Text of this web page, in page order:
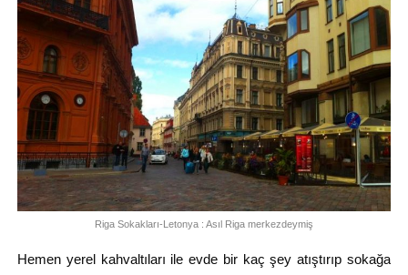
Riga Sokakları-Letonya : Asıl Riga merkezdeymiş
Hemen yerel kahvaltıları ile evde bir kaç şey atıştırıp sokağa